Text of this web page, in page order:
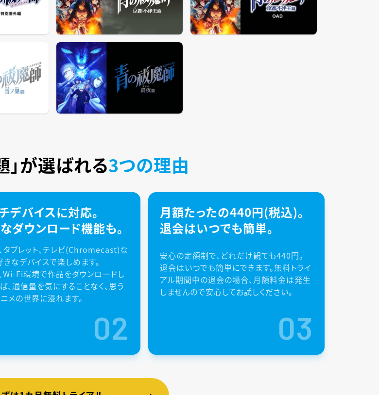
」が選ばれる3つの理由
デバイスに対応。
ダウンロード機能も。
タブレット、テレビ(Chromecast)な
きなデバイスで楽しめます。
Wi-Fi環境で作品をダウンロードし
、通信量を気にすることなく、思う
メの世界に浸れます。
02
月額たったの440円(税込)。
退会はいつでも簡単。
安心の定額制で、どれだけ観ても440円。
退会はいつでも簡単にできます。無料トライ
アル期間中の退会の場合、月額料金は発生
しませんので安心してお試しください。
03